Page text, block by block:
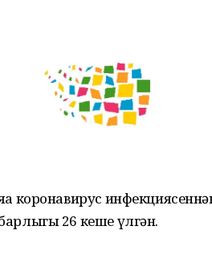
коронавирус
26 кеше үлгән.